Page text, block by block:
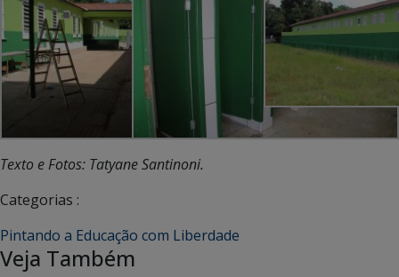
Texto e Fotos: Tatyane Santinoni.
Categorias :
Pintando a Educação com Liberdade
Veja Também